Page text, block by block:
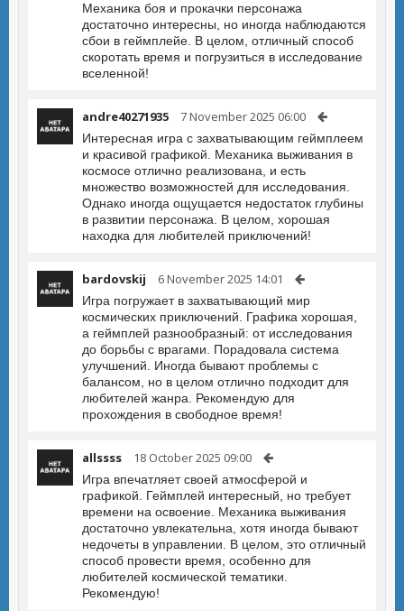
Механика боя и прокачки персонажа
достаточно интересны, но иногда наблюдаются
сбои в геймплейе. В целом, отличный способ
скоротать время и погрузиться в исследование
вселенной!
andre40271935 7 November 2025 06:00
Интересная игра с захватывающим геймплеем
и красивой графикой. Механика выживания в
космосе отлично реализована, и есть
множество возможностей для исследования.
Однако иногда ощущается недостаток глубины
в развитии персонажа. В целом, хорошая
находка для любителей приключений!
bardovskij 6 November 2025 14:01
Игра погружает в захватывающий мир
космических приключений. Графика хорошая,
а геймплей разнообразный: от исследования
до борьбы с врагами. Порадовала система
улучшений. Иногда бывают проблемы с
балансом, но в целом отлично подходит для
любителей жанра. Рекомендую для
прохождения в свободное время!
allssss 18 October 2025 09:00
Игра впечатляет своей атмосферой и
графикой. Геймплей интересный, но требует
времени на освоение. Механика выживания
достаточно увлекательна, хотя иногда бывают
недочеты в управлении. В целом, это отличный
способ провести время, особенно для
любителей космической тематики.
Рекомендую!